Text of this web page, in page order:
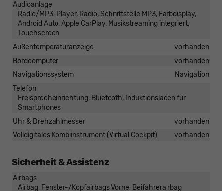
Audioanlage
Radio/MP3-Player, Radio, Schnittstelle MP3, Farbdisplay,
Android Auto, Apple CarPlay, Musikstreaming integriert,
Touchscreen
Außentemperaturanzeige
vorhanden
Bordcomputer
vorhanden
Navigationssystem
Navigation
Telefon
Freisprecheinrichtung, Bluetooth, Induktionsladen für
Smartphones
Uhr & Drehzahlmesser
vorhanden
Volldigitales Kombiinstrument (Virtual Cockpit)
vorhanden
Sicherheit & Assistenz
Airbags
Airbag, Fenster-/Kopfairbags Vorne, Beifahrerairbag